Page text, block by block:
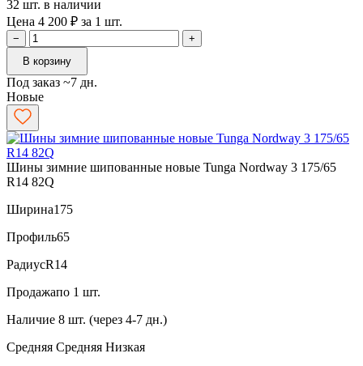
32 шт. в наличии
Цена 4 200 ₽ за 1 шт.
−
+
В корзину
Под заказ ~7 дн.
Новые
Шины зимние шипованные новые Tunga Nordway 3 175/65
R14 82Q
Ширина175
Профиль65
РадиусR14
Продажапо 1 шт.
Наличие 8 шт. (через 4-7 дн.)
Средняя Средняя Низкая